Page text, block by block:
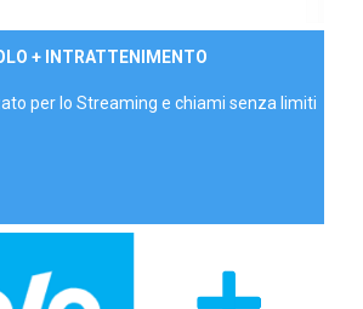
+ INTRATTENIMENTO
per lo Streaming e chiami senza limiti